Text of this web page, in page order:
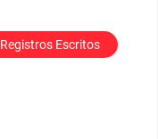
Escritos